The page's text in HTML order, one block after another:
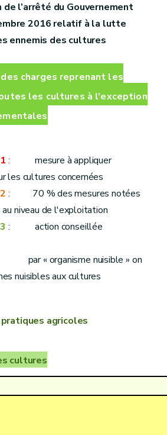
l’arrêté du Gouvernement
2016 relatif à la lutte
ennemis des cultures
charges reprenant les
les cultures à l'exception
1 : mesure à appliquer
les cultures concernées
2: 70 % des mesures notées
niveau de l'exploitation
3: action conseillée
organisme nuisible » on
nuisibles aux cultures
pratiques agricoles
cultures